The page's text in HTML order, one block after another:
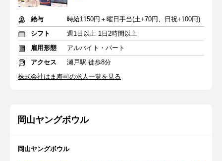
給与
時給1150円＋曜日手当(土+70円、日祝+100円)
シフト
週1日以上 1日2時間以上
雇用形態
アルバイト・パート
アクセス
瀬戸駅 徒歩8分
株式会社はま寿司の求人一覧を見る
岡山ヤングボウル
岡山ヤングボウル